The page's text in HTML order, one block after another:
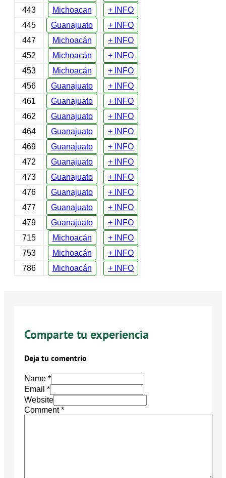
443
Michoacan
+ INFO
445
Guanajuato
+ INFO
447
Michoacán
+ INFO
452
Michoacán
+ INFO
453
Michoacán
+ INFO
456
Guanajuato
+ INFO
461
Guanajuato
+ INFO
462
Guanajuato
+ INFO
464
Guanajuato
+ INFO
469
Guanajuato
+ INFO
472
Guanajuato
+ INFO
473
Guanajuato
+ INFO
476
Guanajuato
+ INFO
477
Guanajuato
+ INFO
479
Guanajuato
+ INFO
715
Michoacán
+ INFO
753
Michoacán
+ INFO
786
Michoacán + INFO
Comparte tu experiencia
Deja tu comentrio
Name *
Email *
Website
Comment*